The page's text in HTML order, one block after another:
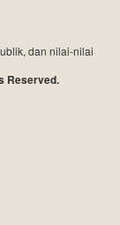
dan nilai-nilai
Reserved.